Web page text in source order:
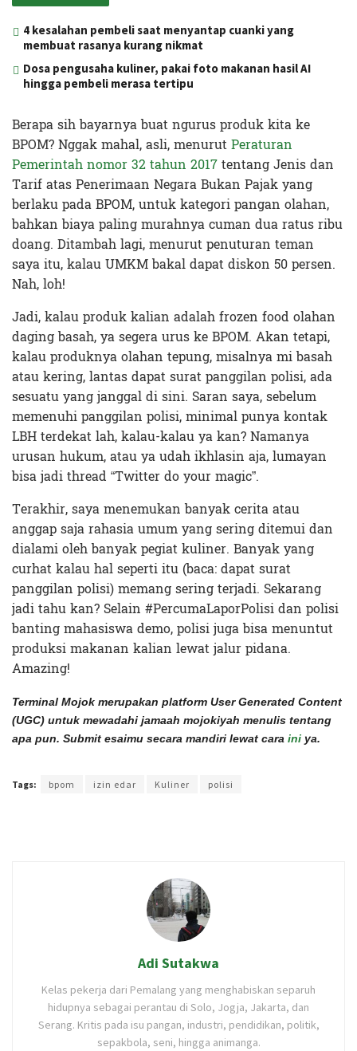
4 kesalahan pembeli saat menyantap cuanki yang
membuat rasanya kurang nikmat
Dosa pengusaha kuliner, pakai foto makanan hasil AI
hingga pembeli merasa tertipu
Berapa sih bayarnya buat ngurus produk kita ke
BPOM? Nggak mahal, asli, menurutPeraturan
Pemerintah nomor 32 tahun 2017tentang Jenis dan
Tarif atas Penerimaan Negara Bukan Pajak yang
berlaku pada BPOM, untuk kategori pangan olahan,
bahkan biaya paling murahnya cuman dua ratus ribu
doang. Ditambah lagi, menurut penuturan teman
saya itu, kalau UMKM bakal dapat diskon 50 persen.
Nah, loh!
Jadi, kalau produk kalian adalah frozen food olahan
daging basah, ya segera urus ke BPOM. Akan tetapi,
kalau produknya olahan tepung, misalnya mi basah
atau kering, lantas dapat surat panggilan polisi, ada
sesuatu yang janggal di sini. Saran saya, sebelum
memenuhi panggilan polisi, minimal punya kontak
LBH terdekat lah, kalau-kalau ya kan? Namanya
urusan hukum, atau ya udah ikhlasin aja, lumayan
bisa jadi thread “Twitter do your magic”.
Terakhir, saya menemukan banyak cerita atau
anggap saja rahasia umum yang sering ditemui dan
dialami oleh banyak pegiat kuliner. Banyak yang
curhat kalau hal seperti itu (baca: dapat surat
panggilan polisi) memang sering terjadi. Sekarang
jadi tahu kan? Selain #PercumaLaporPolisi dan polisi
banting mahasiswa demo, polisi juga bisa menuntut
produksi makanan kalian lewat jalur pidana.
Amazing!
Terminal Mojok merupakan platform User Generated Content
(UGC) untuk mewadahi jamaah mojokiyah menulis tentang
apa pun. Submit esaimu secara mandiri lewat cara ini ya.
Tags: bpom izin edar Kuliner polisi
Adi Sutakwa
Kelas pekerja dari Pemalang yang menghabiskan separuh
hidupnya sebagai perantau di Solo, Jogja, Jakarta, dan
Serang. Kritis pada isu pangan, industri, pendidikan, politik,
sepakbola, seni, hingga animanga.